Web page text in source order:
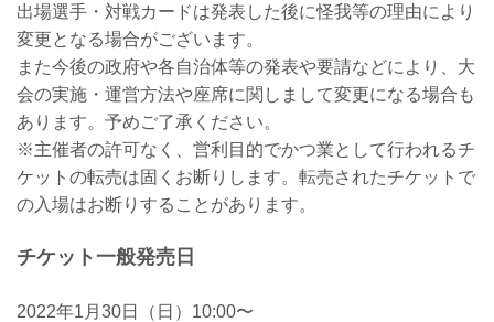
出場選手・対戦カードは発表した後に怪我等の理由により
変更となる場合がございます。
また今後の政府や各自治体等の発表や要請などにより、大
会の実施・運営方法や座席に関しまして変更になる場合も
あります。予めご了承ください。
※主催者の許可なく、営利目的でかつ業として行われるチ
ケットの転売は固くお断りします。転売されたチケットで
の入場はお断りすることがあります。
チケット一般発売日
2022年1月30日（日）10:00〜